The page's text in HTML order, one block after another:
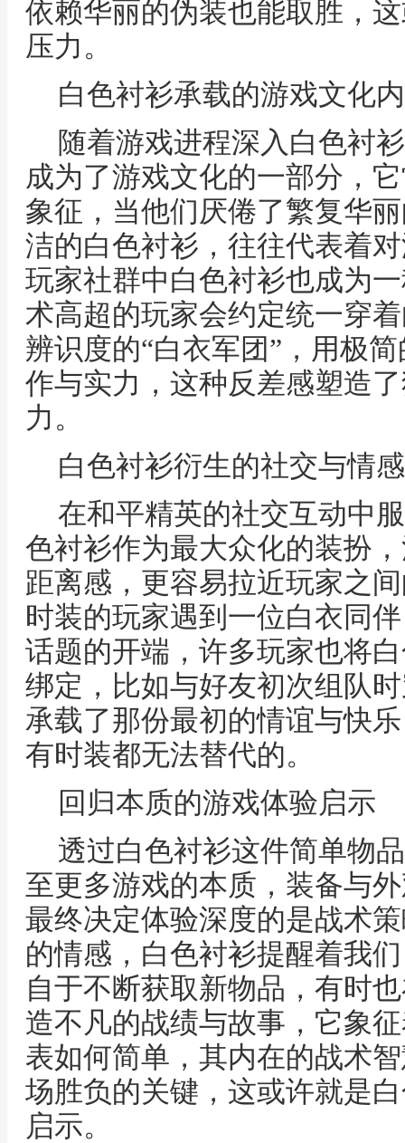
依赖华丽的伪装也能取胜，
压力。
白色衬衫承载的游戏文化
随着游戏进程深入白色衬
成为了游戏文化的一部分，
象征，当他们厌倦了繁复华
洁的白色衬衫，往往代表着
玩家社群中白色衬衫也成为
术高超的玩家会约定统一穿
辨识度的“白衣军团”，用极
作与实力，这种反差感塑造
力。
白色衬衫衍生的社交与情
在和平精英的社交互动中
色衬衫作为最大众化的装扮
距离感，更容易拉近玩家之
时装的玩家遇到一位白衣同
话题的开端，许多玩家也将
绑定，比如与好友初次组队
承载了那份最初的情谊与快
有时装都无法替代的。
回归本质的游戏体验启示
透过白色衬衫这件简单物
至更多游戏的本质，装备与
最终决定体验深度的是战术
的情感，白色衬衫提醒着我
自于不断获取新物品，有时
造不凡的战绩与故事，它象
表如何简单，其内在的战术
场胜负的关键，这或许就是
启示。